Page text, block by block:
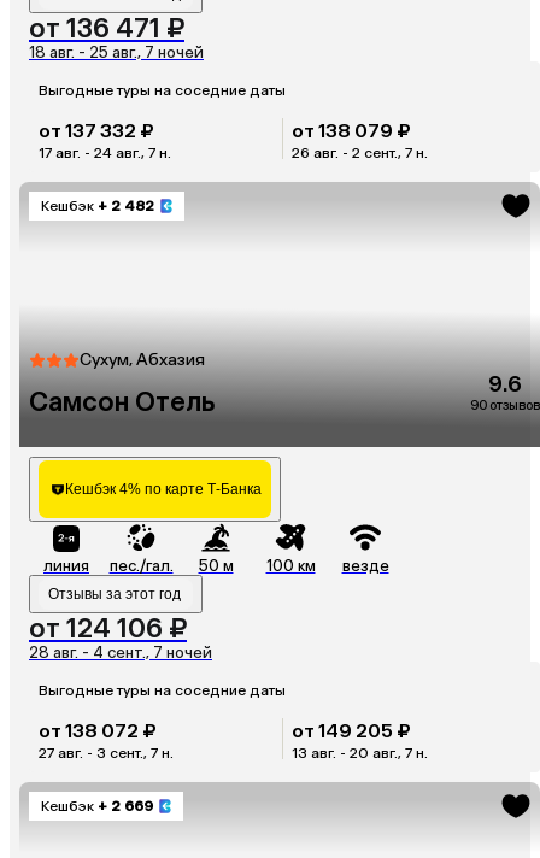
от 136 471 ₽
18 авг. - 25 авг., 7 ночей
Выгодные туры на соседние даты
от 137 332 ₽
17 авг. - 24 авг., 7 н.
от 138 079 ₽
26 авг. - 2 сент., 7 н.
Кешбэк + 2 482
Сухум, Абхазия
Самсон Отель
9.6
90 отзывов
Кешбэк 4% по карте Т-Банка
линия пес./гал. 50 м 100 км везде
Отзывы за этот год
от 124 106 ₽
28 авг. - 4 сент., 7 ночей
Выгодные туры на соседние даты
от 138 072 ₽
27 авг. - 3 сент., 7 н.
от 149 205 ₽
13 авг. - 20 авг., 7 н.
Кешбэк + 2 669